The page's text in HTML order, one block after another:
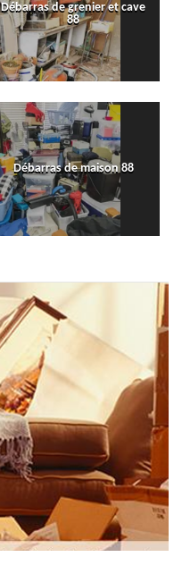
Débarras de grenier et cave
88
Débarras de maison 88